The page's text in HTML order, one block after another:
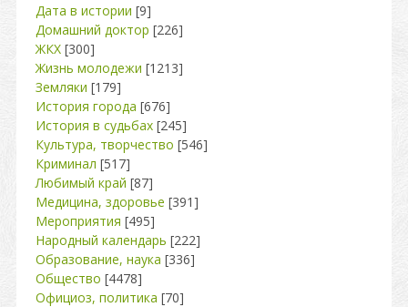
Дата в истории [9]
Домашний доктор [226]
ЖКХ [300]
Жизнь молодежи [1213]
Земляки [179]
История города [676]
История в судьбах [245]
Культура, творчество [546]
Криминал [517]
Любимый край [87]
Медицина, здоровье [391]
Мероприятия [495]
Народный календарь [222]
Образование, наука [336]
Общество [4478]
Официоз, политика [70]